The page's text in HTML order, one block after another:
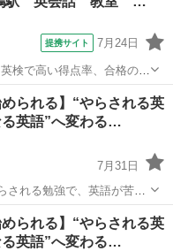
提携サイト 7月24日
検で高い得点率、合格の実
際に加点となるケースが多
レッスンです。
められる】“やらされる英
英語”へ変わる…
7月31日
れる勉強で、英語が苦手
んなお悩みをお持ちの保護
小学生
められる】“やらされる英
英語”へ変わる…